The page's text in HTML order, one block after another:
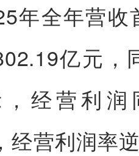
年全年营收
亿元，
经营利润
经营利润率